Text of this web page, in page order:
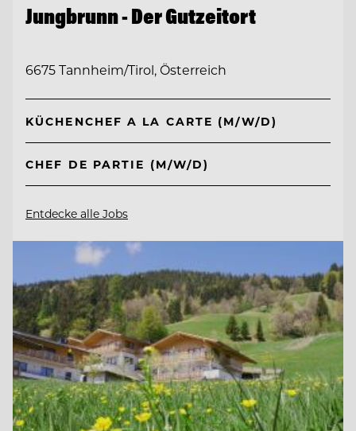
Jungbrunn - Der Gutzeitort
6675 Tannheim/Tirol, Österreich
KÜCHENCHEF A LA CARTE (M/W/D)
CHEF DE PARTIE (M/W/D)
Entdecke alle Jobs